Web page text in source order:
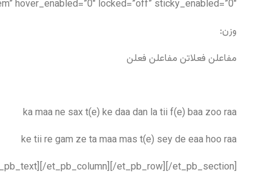
hover_enabled=”0″ locked=”off” sticky_enabled=”0″]
وزن:
مفاعلن فعلاتن مفاعلن فعلن
ka maa ne sax t(e) ke daa dan la tii f(e) baa zoo raa
ke tii re gam ze ta maa mas t(e) sey de eaa hoo raa
et_pb_column][/et_pb_row][/et_pb_section]